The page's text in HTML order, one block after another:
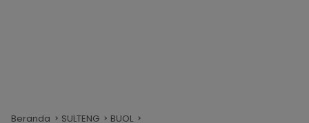
Beranda SULTENG BUOL